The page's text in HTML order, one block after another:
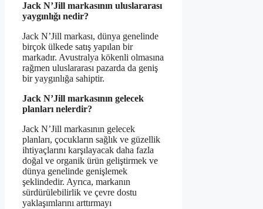
Jack N’Jill markasının uluslararası
yaygınlığı nedir?
Jack N’Jill markası, dünya genelinde
birçok ülkede satış yapılan bir
markadır. Avustralya kökenli olmasına
rağmen uluslararası pazarda da geniş
bir yaygınlığa sahiptir.
Jack N’Jill markasının gelecek
planları nelerdir?
Jack N’Jill markasının gelecek
planları, çocukların sağlık ve güzellik
ihtiyaçlarını karşılayacak daha fazla
doğal ve organik ürün geliştirmek ve
dünya genelinde genişlemek
şeklindedir. Ayrıca, markanın
sürdürülebilirlik ve çevre dostu
yaklaşımlarını arttırmayı